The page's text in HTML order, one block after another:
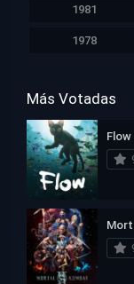
1981
1978
Más Votadas
Flow